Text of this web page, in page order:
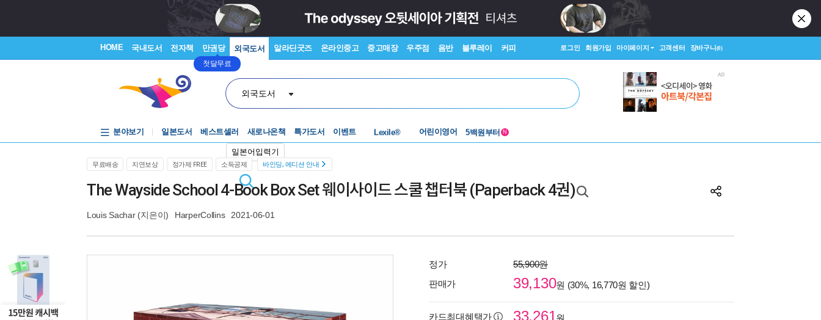
HOME 국내도서 전자책 만권당
첫달무료
외국도서 알라딘굿즈 온라인중고 중고매장 우주점 음반 블루레이 커피 로그인 회원가입 마이페이지 고객센터 장바구니(0)
외국도서
일본어입력기
분야보기 일본도서 베스트셀러 새로나온책 특가도서 이벤트
Lexile®
어린이영어
5백원부터 N
무료배송 지연보상 정가제 FREE 소득공제 바인딩, 에디션 안내
The Wayside School 4-Book Box Set 웨이사이드 스쿨 챕터북 (Paperback 4권)
Louis Sachar(지은이) HarperCollins 2021-06-01
정가
55,900원
판매가
39,130원 (30%, 16,770원 할인)
카드최대혜택가 33,261원